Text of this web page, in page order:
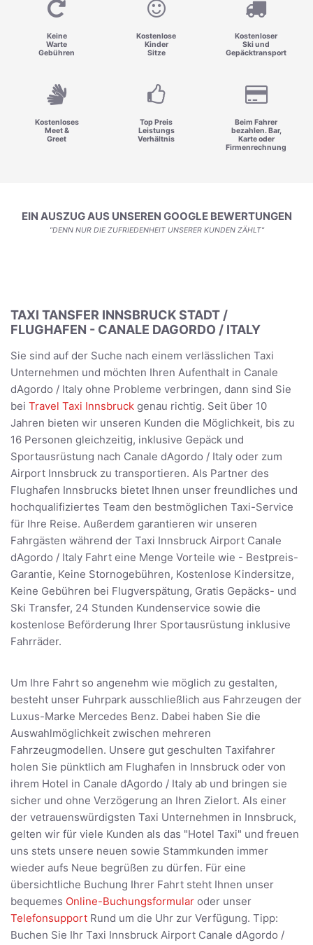
Keine
Warte
Gebühren
Kostenlose
Kinder
Sitze
Kostenloser
Ski und
Gepäcktransport
Kostenloses
Meet &
Greet
Top Preis
Leistungs
Verhältnis
Beim Fahrer
bezahlen. Bar,
Karte oder
Firmenrechnung
EIN AUSZUG AUS UNSEREN GOOGLE BEWERTUNGEN
"DENN NUR DIE ZUFRIEDENHEIT UNSERER KUNDEN ZÄHLT"
TAXI TANSFER INNSBRUCK STADT /
FLUGHAFEN - CANALE DAGORDO / ITALY
Sie sind auf der Suche nach einem verlässlichen Taxi
Unternehmen und möchten Ihren Aufenthalt in Canale
dAgordo / Italy ohne Probleme verbringen, dann sind Sie
bei Travel Taxi Innsbruck genau richtig. Seit über 10
Jahren bieten wir unseren Kunden die Möglichkeit, bis zu
16 Personen gleichzeitig, inklusive Gepäck und
Sportausrüstung nach Canale dAgordo / Italy oder zum
Airport Innsbruck zu transportieren. Als Partner des
Flughafen Innsbrucks bietet Ihnen unser freundliches und
hochqualifiziertes Team den bestmöglichen Taxi-Service
für Ihre Reise. Außerdem garantieren wir unseren
Fahrgästen während der Taxi Innsbruck Airport Canale
dAgordo / Italy Fahrt eine Menge Vorteile wie - Bestpreis-
Garantie, Keine Stornogebühren, Kostenlose Kindersitze,
Keine Gebühren bei Flugverspätung, Gratis Gepäcks- und
Ski Transfer, 24 Stunden Kundenservice sowie die
kostenlose Beförderung Ihrer Sportausrüstung inklusive
Fahrräder.
Um Ihre Fahrt so angenehm wie möglich zu gestalten,
besteht unser Fuhrpark ausschließlich aus Fahrzeugen der
Luxus-Marke Mercedes Benz. Dabei haben Sie die
Auswahlmöglichkeit zwischen mehreren
Fahrzeugmodellen. Unsere gut geschulten Taxifahrer
holen Sie pünktlich am Flughafen in Innsbruck oder von
ihrem Hotel in Canale dAgordo / Italy ab und bringen sie
sicher und ohne Verzögerung an Ihren Zielort. Als einer
der vetrauenswürdigsten Taxi Unternehmen in Innsbruck,
gelten wir für viele Kunden als das "Hotel Taxi" und freuen
uns stets unsere neuen sowie Stammkunden immer
wieder aufs Neue begrüßen zu dürfen. Für eine
übersichtliche Buchung Ihrer Fahrt steht Ihnen unser
bequemes Online-Buchungsformular oder unser
Telefonsupport Rund um die Uhr zur Verfügung. Tipp:
Buchen Sie Ihr Taxi Innsbruck Airport Canale dAgordo /